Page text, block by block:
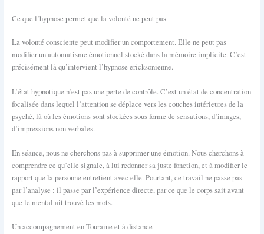
Ce que l’hypnose permet que la volonté ne peut pas
La volonté consciente peut modifier un comportement. Elle ne peut pas
modifier un automatisme émotionnel stocké dans la mémoire implicite. C’est
précisément là qu’intervient l’hypnose ericksonienne.
L’état hypnotique n’est pas une perte de contrôle. C’est un état de concentration
focalisée dans lequel l’attention se déplace vers les couches intérieures de la
psyché, là où les émotions sont stockées sous forme de sensations, d’images,
d’impressions non verbales.
En séance, nous ne cherchons pas à supprimer une émotion. Nous cherchons à
comprendre ce qu’elle signale, à lui redonner sa juste fonction, et à modifier le
rapport que la personne entretient avec elle. Pourtant, ce travail ne passe pas
par l’analyse : il passe par l’expérience directe, par ce que le corps sait avant
que le mental ait trouvé les mots.
Un accompagnement en Touraine et à distance